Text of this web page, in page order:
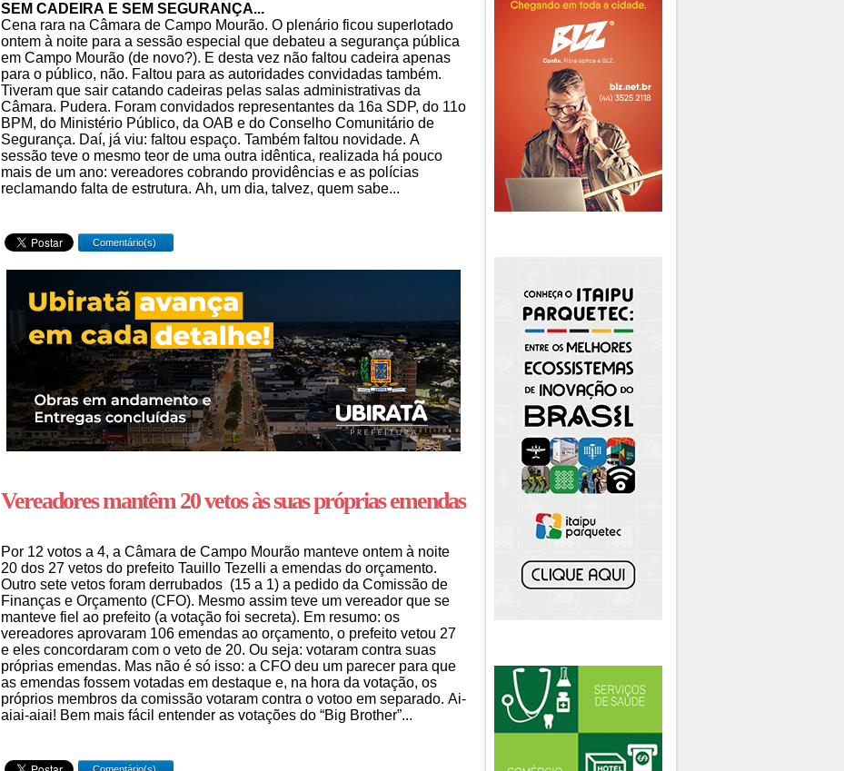
SEM CADEIRA E SEM SEGURANÇA...
Cena rara na Câmara de Campo Mourão. O plenário ficou superlotado
ontem à noite para a sessão especial que debateu a segurança pública
em Campo Mourão (de novo?). E desta vez não faltou cadeira apenas
para o público, não. Faltou para as autoridades convidadas também.
Tiveram que sair catando cadeiras pelas salas administrativas da
Câmara. Pudera. Foram convidados representantes da 16a SDP, do 11o
BPM, do Ministério Público, da OAB e do Conselho Comunitário de
Segurança. Daí, já viu: faltou espaço. Também faltou novidade. A
sessão teve o mesmo teor de uma outra idêntica, realizada há pouco
mais de um ano: vereadores cobrando providências e as polícias
reclamando falta de estrutura. Ah, um dia, talvez, quem sabe...
Comentário(s)
Vereadores mantêm 20 vetos às suas próprias emendas
Por 12 votos a 4, a Câmara de Campo Mourão manteve ontem à noite
20 dos 27 vetos do prefeito Tauillo Tezelli a emendas do orçamento.
Outro sete vetos foram derrubados (15 a 1) a pedido da Comissão de
Finanças e Orçamento (CFO). Mesmo assim teve um vereador que se
manteve fiel ao prefeito (a votação foi secreta). Em resumo: os
vereadores aprovaram 106 emendas ao orçamento, o prefeito vetou 27
e eles concordaram com o veto de 20. Ou seja: votaram contra suas
próprias emendas. Mas não é só isso: a CFO deu um parecer para que
as emendas fossem votadas em destaque e, na hora da votação, os
próprios membros da comissão votaram contra o votoo em separado. Ai-
aiai-aiai! Bem mais fácil entender as votações do “Big Brother”...